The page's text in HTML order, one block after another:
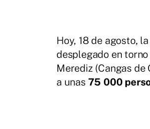
Hoy, 18 de agosto,
desplegado en torno
Merediz (Cangas
a unas 75 000